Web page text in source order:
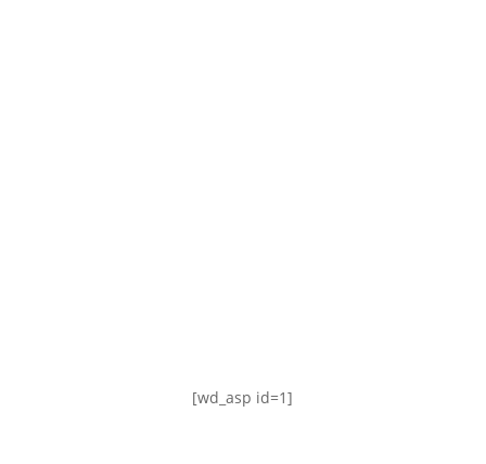
[wd_asp id=1]